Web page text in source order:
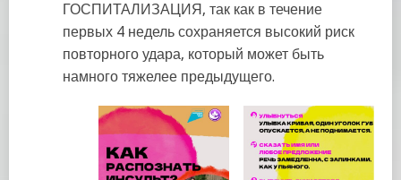
ГОСПИТАЛИЗАЦИЯ, так как в течение
первых 4 недель сохраняется высокий риск
повторного удара, который может быть
намного тяжелее предыдущего.